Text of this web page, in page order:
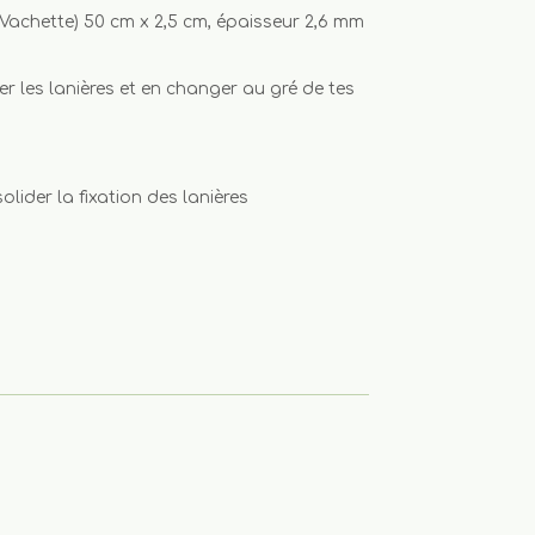
50 cm x 2,5 cm, épaisseur 2,6 mm
les lanières et en changer au gré de tes
la fixation des lanières